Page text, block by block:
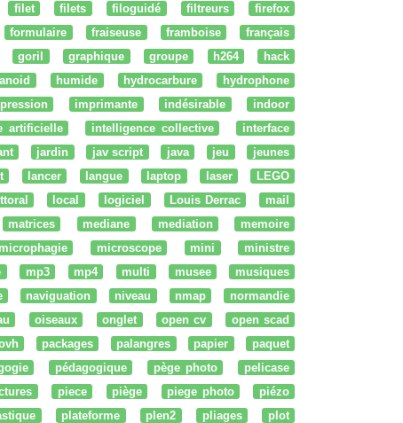
filet filets filoguidé filtreurs
firefox
formulaire fraiseuse framboise
français
goril graphique groupe h264
hack
humide hydrocarbure
hydrophone
imprimante indésirable
indoor
artificielle intelligence collective
interface
jardin jav script java jeu
jeunes
lancer langue laptop laser
LEGO
local logiciel Louis Derrac
mail
matrices mediane mediation
memoire
microphagie microscope mini
ministre
mp3 mp4 multi musee
musiques
naviguation niveau nmap
normandie
oiseaux onglet open cv
open scad
packages palangres papier
paquet
pédagogique pège photo
pelicase
piece piège piege photo
piézo
plateforme plen2 pliages
plot